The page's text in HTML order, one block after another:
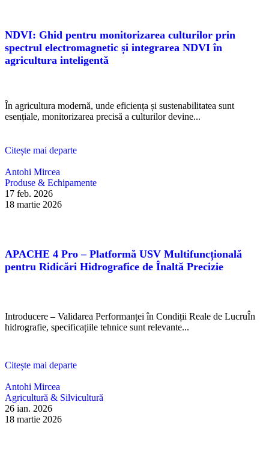
NDVI: Ghid pentru monitorizarea culturilor prin
spectrul electromagnetic și integrarea NDVI în
agricultura inteligentă
În agricultura modernă, unde eficiența și sustenabilitatea sunt
esențiale, monitorizarea precisă a culturilor devine...
Citește mai departe
Antohi Mircea
Produse & Echipamente
17 feb. 2026
18 martie 2026
APACHE 4 Pro – Platformă USV Multifuncțională
pentru Ridicări Hidrografice de Înaltă Precizie
Introducere – Validarea Performanței în Condiții Reale de LucruÎn
hidrografie, specificațiile tehnice sunt relevante...
Citește mai departe
Antohi Mircea
Agricultură & Silvicultură
26 ian. 2026
18 martie 2026